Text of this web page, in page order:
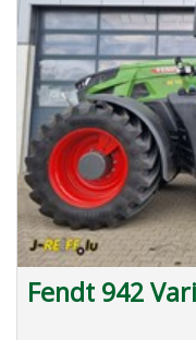
Fendt 942